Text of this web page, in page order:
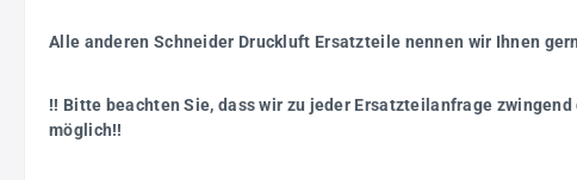
Alle anderen Schneider Druckluft Ersatzteile nennen wir Ihnen
!! Bitte beachten Sie, dass wir zu jeder Ersatzteilanfrage
möglich!!